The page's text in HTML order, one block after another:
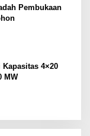
Pembukaan
4×20
MW